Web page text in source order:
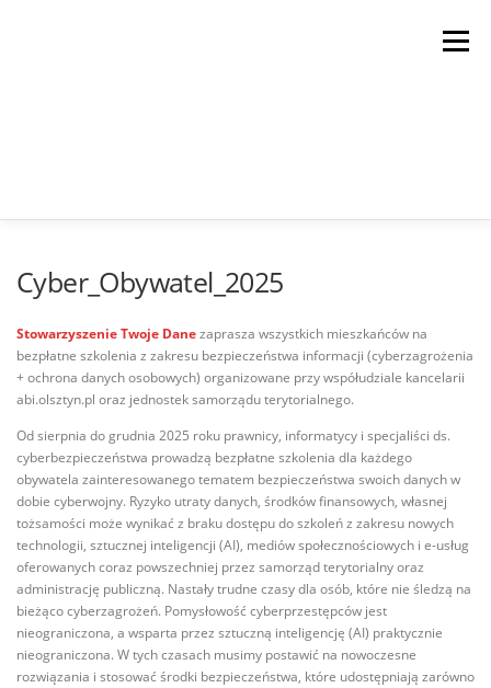
Menu
SZKOLENIA, KTÓRE ZMIENIAJĄ PRAKTYKĘ
Cyber_Obywatel_2025
Stowarzyszenie Twoje Danezaprasza wszystkich mieszkańców na
bezpłatne szkolenia z zakresu bezpieczeństwa informacji (cyberzagrożenia
+ ochrona danych osobowych) organizowane przy współudziale kancelarii
abi.olsztyn.pl oraz jednostek samorządu terytorialnego.
Od sierpnia do grudnia 2025 roku prawnicy, informatycy i specjaliści ds.
cyberbezpieczeństwa prowadzą bezpłatne szkolenia dla każdego
obywatela zainteresowanego tematem bezpieczeństwa swoich danych w
dobie cyberwojny. Ryzyko utraty danych, środków finansowych, własnej
tożsamości może wynikać z braku dostępu do szkoleń z zakresu nowych
technologii, sztucznej inteligencji (AI), mediów społecznościowych i e-usług
oferowanych coraz powszechniej przez samorząd terytorialny oraz
administrację publiczną. Nastały trudne czasy dla osób, które nie śledzą na
bieżąco cyberzagrożeń. Pomysłowość cyberprzestępców jest
nieograniczona, a wsparta przez sztuczną inteligencję (AI) praktycznie
nieograniczona. W tych czasach musimy postawić na nowoczesne
rozwiązania i stosować środki bezpieczeństwa, które udostępniają zarówno